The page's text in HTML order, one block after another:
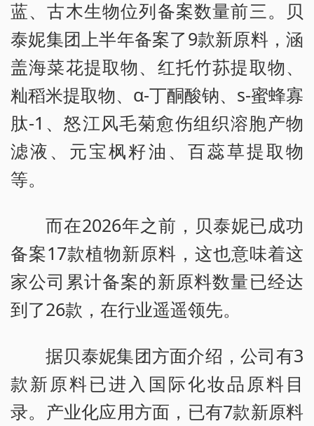
蓝、古木生物位列备案数量前三。贝
泰妮集团上半年备案了9款新原料，涵
盖海菜花提取物、红托竹荪提取物、
籼稻米提取物、α-丁酮酸钠、s-蜜蜂寡
肽-1、怒江风毛菊愈伤组织溶胞产物
滤液、元宝枫籽油、百蕊草提取物
等。
而在2026年之前，贝泰妮已成功
备案17款植物新原料，这也意味着这
家公司累计备案的新原料数量已经达
到了26款，在行业遥遥领先。
据贝泰妮集团方面介绍，公司有3
款新原料已进入国际化妆品原料目
录。产业化应用方面，已有7款新原料